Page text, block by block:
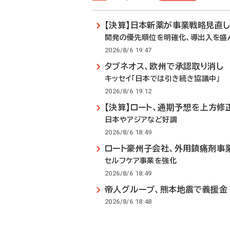
【決算】日本新薬が事業戦略見直し
開発の優先順位を明確化、導出入を盛
2026/8/6 19:47
タブネオス、欧州で承認取り消し
キッセイ「日本では引き続き協議中」
2026/8/6 19:12
【決算】ロート、通期予想を上方修
日本やアジアなど好調
2026/8/6 18:49
ロート豪州子会社、外用鎮痛剤事
セルフケア事業を強化
2026/8/6 18:49
帝人グループ、熊本地震で義援金
2026/8/6 18:48